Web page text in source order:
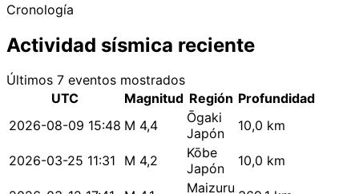
Cronología
Actividad sísmica reciente
Últimos 7 eventos mostrados
UTC
Magnitud Región Profundidad
2026-08-09 15:48 M 4,4
Ōgaki
Japón
10,0 km
2026-03-25 11:31 M 4,2
Kōbe
Japón
10,0 km
Maizuru